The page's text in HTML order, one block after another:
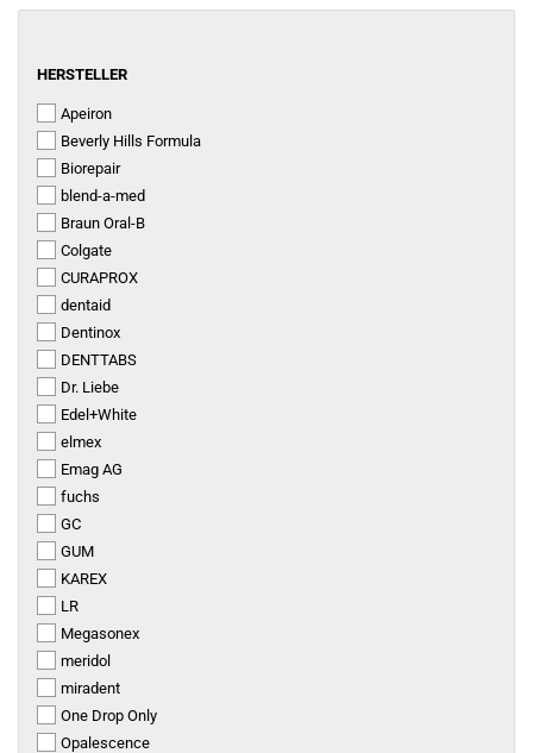
HERSTELLER
HERSTELLER
Apeiron
Beverly Hills Formula
Biorepair
blend-a-med
Braun Oral-B
Colgate
CURAPROX
dentaid
Dentinox
DENTTABS
Dr. Liebe
Edel+White
elmex
Emag AG
fuchs
GC
GUM
KAREX
LR
Megasonex
meridol
miradent
One Drop Only
Opalescence